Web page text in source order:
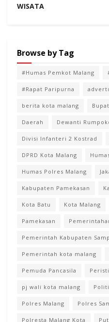
WISATA
Browse by Tag
#Humas Pemkot Malang
#Rapat Paripurna
berita kota malang
Daerah Dewanti
Divisi Infanteri 2 Kostrad
DPRD Kota Malang
Humas Polres Malang
Kabupaten Pamekasan
Kota Batu Kota Malang
Pamekasan
Pemerintah Kabupaten
Pemerintah kota malang
Pemuda Pancasila
pj wali kota malang
Polres Malang Polres
Polresta Malang Kota